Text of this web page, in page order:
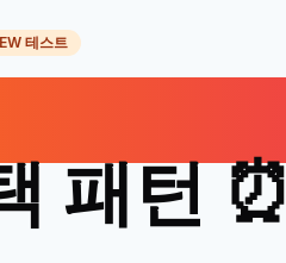
테스트
패턴